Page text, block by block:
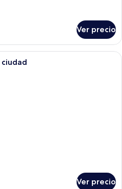
Ver precio
Un dormitorio con una cama
Ver precio